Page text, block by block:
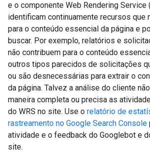
e o componente Web Rendering Service
identificam continuamente recursos que
para o conteúdo essencial da página e
buscar. Por exemplo, relatórios e
não contribuem para o conteúdo
outros tipos parecidos de solicitações
ou são desnecessárias para extrair o
da página. Talvez a análise do cliente
maneira completa ou precisa as
do WRS no site. Use o relatório de
rastreamento no Google Search Console
atividade e o feedback do Googlebot e
site.